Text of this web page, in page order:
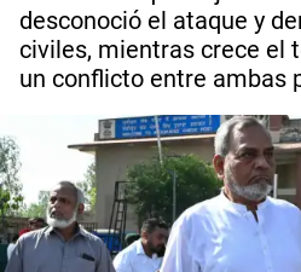
desconoció el ataque y
civiles, mientras crece el
un conflicto entre ambas